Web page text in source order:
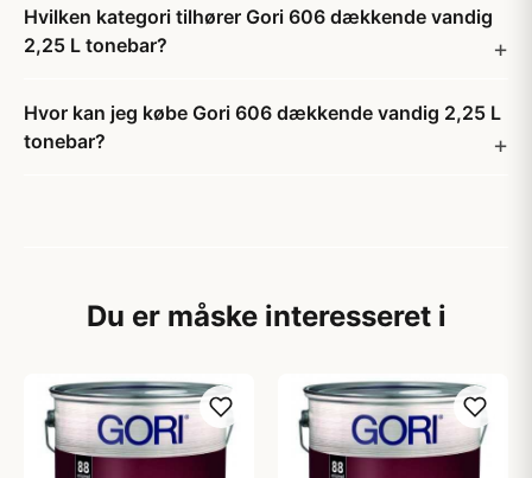
Hvilken kategori tilhører Gori 606 dækkende vandig
2,25 L tonebar?
Hvor kan jeg købe Gori 606 dækkende vandig 2,25 L
tonebar?
Du er måske interesseret i